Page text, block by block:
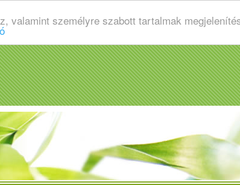
valamint személyre szabott tartalmak